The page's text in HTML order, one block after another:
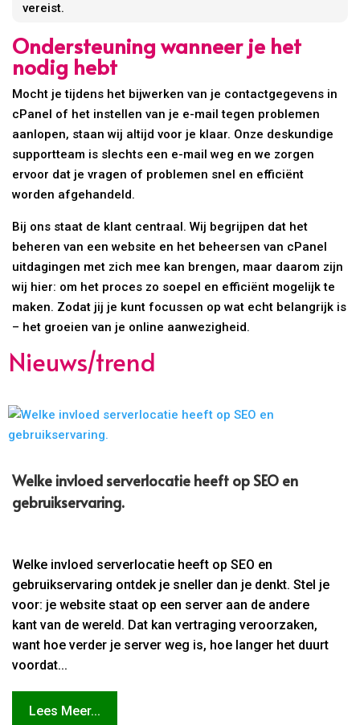
vereist.
Ondersteuning wanneer je het
nodig hebt
Mocht je tijdens het bijwerken van je contactgegevens in
cPanel of het instellen van je e-mail tegen problemen
aanlopen, staan wij altijd voor je klaar. Onze deskundige
supportteam is slechts een e-mail weg en we zorgen
ervoor dat je vragen of problemen snel en efficiënt
worden afgehandeld.
Bij ons staat de klant centraal. Wij begrijpen dat het
beheren van een website en het beheersen van cPanel
uitdagingen met zich mee kan brengen, maar daarom zijn
wij hier: om het proces zo soepel en efficiënt mogelijk te
maken. Zodat jij je kunt focussen op wat echt belangrijk is
– het groeien van je online aanwezigheid.
Nieuws/trend
Welke invloed serverlocatie heeft op SEO en
gebruikservaring.​
Welke invloed serverlocatie heeft op SEO en
gebruikservaring ontdek je sneller dan je denkt. Stel je
voor: je website staat op een server aan de andere
kant van de wereld. Dat kan vertraging veroorzaken,
want hoe verder je server weg is, hoe langer het duurt
voordat...
Lees Meer...